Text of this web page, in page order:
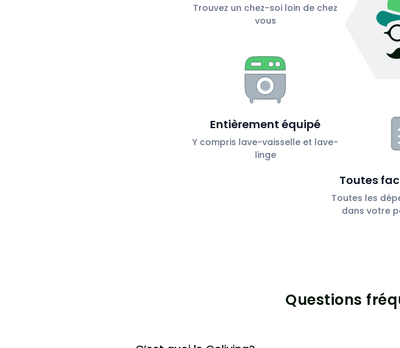
Trouvez un chez-soi loin de chez
vous
Entièrement équipé
Y compris lave-vaisselle et lave-
linge
Toutes
Toutes les
dans votre
Questions